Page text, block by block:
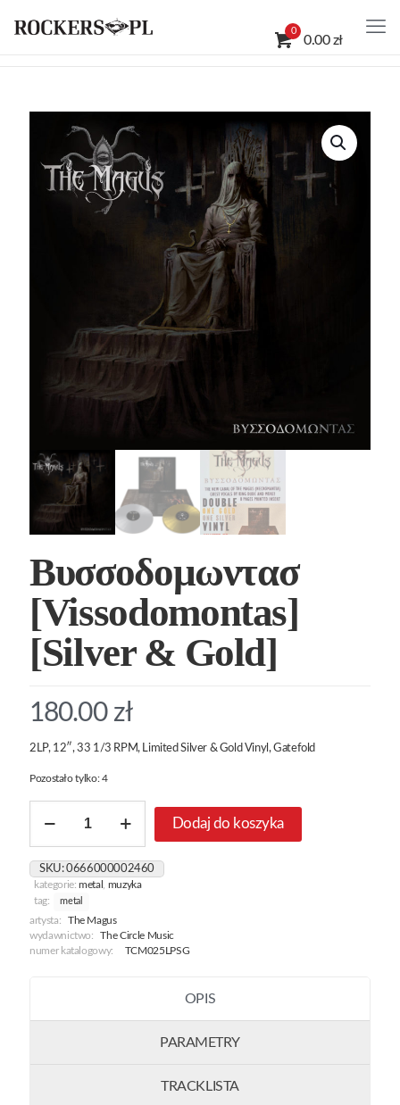
0
0.00 zł
Βυσσοδομωντασ
[Vissodomontas]
[Silver & Gold]
180.00 zł
2LP, 12″, 33 1/3 RPM, Limited Silver & Gold Vinyl, Gatefold
Pozostało tylko: 4
Βυσσοδομωντασ
[Silver
&
Gold]
Dodaj do koszyka
SKU:0666000002460
kategorie:metal , muzyka
tag:
metal
artysta:
The Magus
wydawnictwo:
The Circle Music
numer katalogowy:
TCM025LPSG
OPIS
PARAMETRY
TRACKLISTA